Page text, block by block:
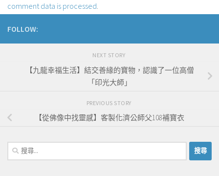
comment data is processed.
FOLLOW:
NEXT STORY
【九龍幸福生活】結交善緣的寶物，認識了一位高僧
「印光大師」
PREVIOUS STORY
【從佛像中找靈感】客製化濟公師父108補寶衣
搜
尋